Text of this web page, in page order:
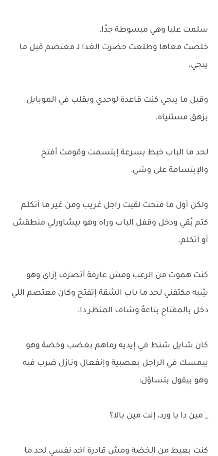
سلمت عليا وهي مبسوطة جدًا،
خلصت معاها وطلعت حضرت الغدا لـ معتصم قبل ما
ييجي.
وقبل ما ييجي كنت قاعدة لوحدي وبقلب في الموبايل
بزهق مستنياه.
لحد ما الباب خبط بسرعة إبتسمت وقومت أفتح
والإبتسامة على وشي.
ولكن أول ما فتحت لقيت راجل غريب ومن غير ما أتكلم
كتم بُقي ودخل وقفل الباب وراه وهو بيشاورلي منطقش
أو أتكلم.
كنت هموت من الرعب ومش عارفة أتصرف إزاي وهو
شِبه مكتفني لحد ما باب الشقة إتفتح وكان معتصم اللي
دخل بالمفتاح بتاعهُ وشاف المنظر دا.
كان شايل شنط في إيديه رماهم بغضب وخضة وهو
بيمسك في الراجل بعصبية وإنفعال ونازل ضرب فيه
وهو بيقول بتساؤل:
_ مين دا يا ورد، إنت مين يالا؟
كنت بعيط من الخضة ومش قادرة آخد نفسي لحد ما